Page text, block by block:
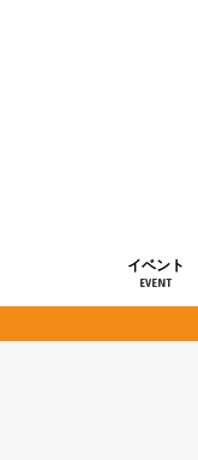
イベント
EVENT